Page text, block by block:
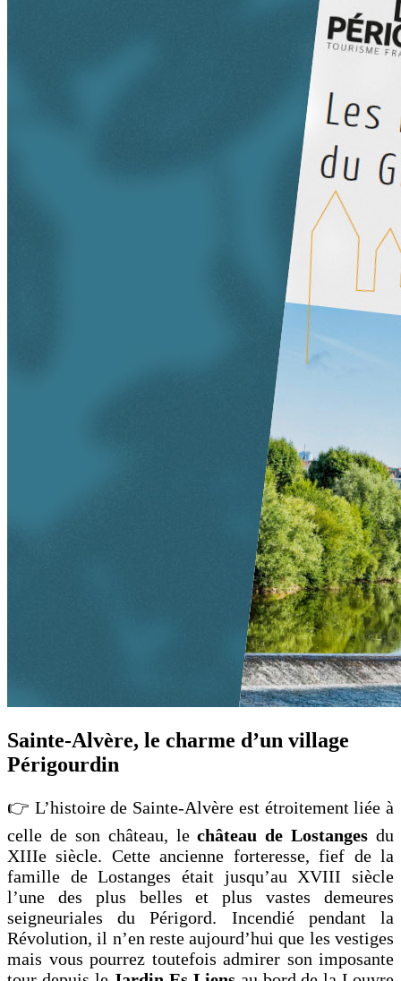
Sainte-Alvère, le charme d’un village
Périgourdin
👉 L’histoire de Sainte-Alvère est étroitement liée à
celle de son château, lechâteau de Lostanges du
XIIIe siècle. Cette ancienne forteresse, fief de la
famille de Lostanges était jusqu’au XVIII siècle
l’une des plus belles et plus vastes demeures
seigneuriales du Périgord. Incendié pendant la
Révolution, il n’en reste aujourd’hui que les vestiges
mais vous pourrez toutefois admirer son imposante